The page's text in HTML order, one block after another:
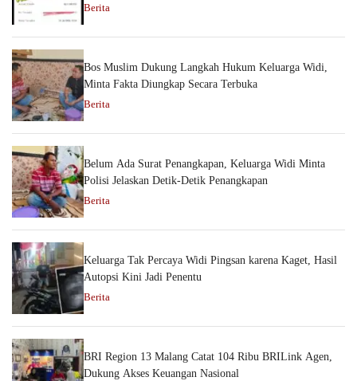
Berita
Bos Muslim Dukung Langkah Hukum Keluarga Widi,
Minta Fakta Diungkap Secara Terbuka
Berita
Belum Ada Surat Penangkapan, Keluarga Widi Minta
Polisi Jelaskan Detik-Detik Penangkapan
Berita
Keluarga Tak Percaya Widi Pingsan karena Kaget, Hasil
Autopsi Kini Jadi Penentu
Berita
BRI Region 13 Malang Catat 104 Ribu BRILink Agen,
Dukung Akses Keuangan Nasional